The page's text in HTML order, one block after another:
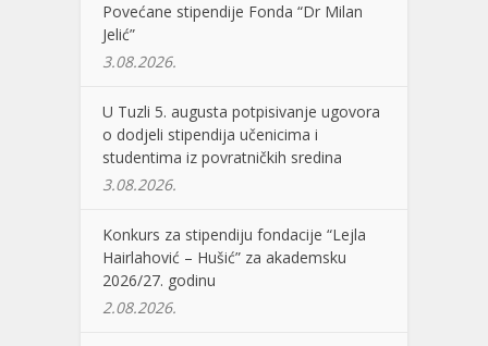
Povećane stipendije Fonda “Dr Milan
Jelić”
3.08.2026.
U Tuzli 5. augusta potpisivanje ugovora
o dodjeli stipendija učenicima i
studentima iz povratničkih sredina
3.08.2026.
Konkurs za stipendiju fondacije “Lejla
Hairlahović – Hušić” za akademsku
2026/27. godinu
2.08.2026.